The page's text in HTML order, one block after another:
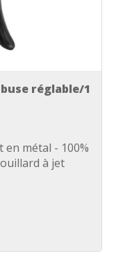
réglable/1
métal - 100%
à jet